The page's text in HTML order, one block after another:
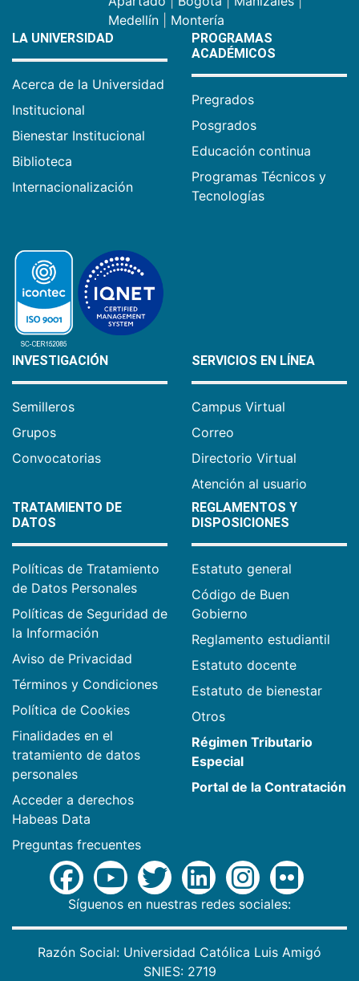
Medellín
Montería
LA UNIVERSIDAD
Acerca de la Universidad
Institucional
Bienestar Institucional
Biblioteca
Internacionalización
PROGRAMAS
ACADÉMICOS
Pregrados
Posgrados
Educación continua
Programas Técnicos y
Tecnologías
INVESTIGACIÓN
Semilleros
Grupos
Convocatorias
SERVICIOS EN LÍNEA
Campus Virtual
Correo
Directorio Virtual
Atención al usuario
TRATAMIENTO DE
DATOS
Políticas de Tratamiento
de Datos Personales
Políticas de Seguridad de
la Información
Aviso de Privacidad
Términos y Condiciones
Política de Cookies
Finalidades en el
tratamiento de datos
personales
Acceder a derechos
Habeas Data
Preguntas frecuentes
REGLAMENTOS Y
DISPOSICIONES
Estatuto general
Código de Buen
Gobierno
Reglamento estudiantil
Estatuto docente
Estatuto de bienestar
Otros
Régimen Tributario
Especial
Portal de la Contratación
Síguenos en nuestras redes sociales:
Razón Social: Universidad Católica Luis Amigó
SNIES: 2719